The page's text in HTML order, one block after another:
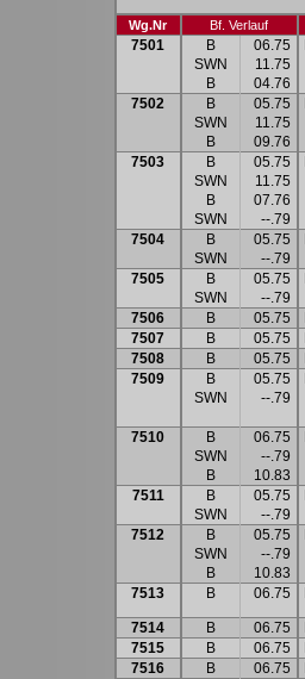
Wg.Nr Bf. Verlauf
7501
B
SWN
B
06.75
11.75
04.76
7502
B
SWN
B
05.75
11.75
09.76
7503
B
SWN
B
SWN
05.75
11.75
07.76
--.79
7504
B
SWN
05.75
--.79
7505
B
SWN
05.75
--.79
7506 B 05.75
7507
B 05.75
7508
B 05.75
7509
B
SWN
05.75
--.79
7510
B
SWN
B
06.75
--.79
10.83
7511
B
SWN
05.75
--.79
7512
B
SWN
B
05.75
--.79
10.83
7513 B 06.75
7514 B 06.75
7515
B 06.75
7516
B 06.75